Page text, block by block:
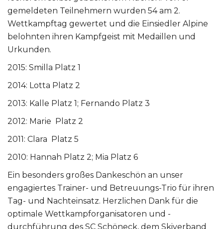
gemeldeten Teilnehmern wurden 54 am 2.
Wettkampftag gewertet und die Einsiedler Alpine
belohnten ihren Kampfgeist mit Medaillen und
Urkunden.
2015: Smilla Platz 1
2014: Lotta Platz 2
2013: Kalle Platz 1; Fernando Platz 3
2012: Marie Platz 2
2011: Clara Platz 5
2010: Hannah Platz 2; Mia Platz 6
Ein besonders großes Dankeschön an unser
engagiertes Trainer- und Betreuungs-Trio für ihren
Tag- und Nachteinsatz. Herzlichen Dank für die
optimale Wettkampforganisatoren und -
durchführung des SC Schöneck, dem Skiverband